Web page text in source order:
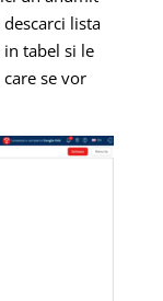
lista
tabel si le
se vor